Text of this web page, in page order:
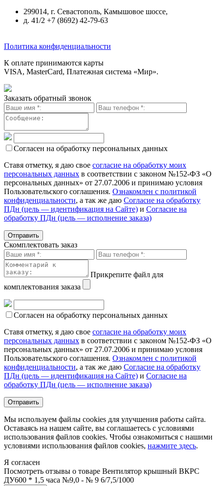
299014, г. Севастополь, Камышовое шоссе,
д. 41/2 +7 (8692) 42-79-63
Политика конфиденциальности
К оплате принимаются карты
VISA, MasterCard, Платежная система «Мир».
Заказать обратный звонок
Согласен на обработку персональных данных
Ставя отметку, я даю свое согласие на обработку моих
персональных данных в соответствии с законом №152-ФЗ «О
персональных данных» от 27.07.2006 и принимаю условия
Пользовательского соглашения. Ознакомлен с политикой
конфиденциальности, а так же даю Согласие на обработку
ПДн (цель — идентификация на Сайте) и Согласие на
обработку ПДн (цель — исполнение заказа)
Скомплектовать заказ
Прикрепите файл для
комплектования заказа
Согласен на обработку персональных данных
Ставя отметку, я даю свое согласие на обработку моих
персональных данных в соответствии с законом №152-ФЗ «О
персональных данных» от 27.07.2006 и принимаю условия
Пользовательского соглашения. Ознакомлен с политикой
конфиденциальности, а так же даю Согласие на обработку
ПДн (цель — идентификация на Сайте) и Согласие на
обработку ПДн (цель — исполнение заказа)
Мы используем файлы cookies для улучшения работы сайта.
Оставаясь на нашем сайте, вы соглашаетесь с условиями
использования файлов cookies. Чтобы ознакомиться с нашими
условиями использования файлов cookies, нажмите здесь.
Я согласен
Посмотреть отзывы о товаре Вентилятор крышный ВКРС
ДУ600 * 1,5 часа №9,0 - № 9 6/7,5/1000